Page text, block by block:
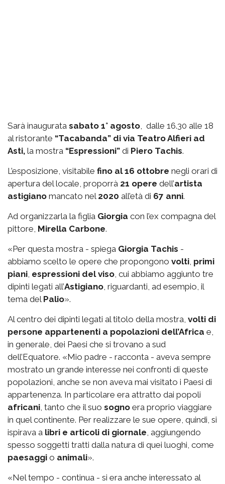
Sarà inaugurata sabato 1° agosto , dalle 16.30 alle 18
al ristorante “Tacabanda” di via Teatro Alfieri ad
Asti, la mostra “Espressioni” di Piero Tachis.
L’esposizione, visitabile fino al 16 ottobre negli orari di
apertura del locale, proporrà 21 opere dell’artista
astigiano mancato nel 2020 all’età di 67 anni.
Ad organizzarla la figlia Giorgia con l’ex compagna del
pittore, Mirella Carbone.
«Per questa mostra - spiega Giorgia Tachis -
abbiamo scelto le opere che propongono volti primi
piani espressioni del viso , cui abbiamo aggiunto tre
dipinti legati all’Astigiano , riguardanti, ad esempio, il
tema del Palio».
Al centro dei dipinti legati al titolo della mostra, volti di
persone appartenenti a popolazioni dell’Africa e,
in generale, dei Paesi che si trovano a sud
dell’Equatore. «Mio padre - racconta - aveva sempre
mostrato un grande interesse nei confronti di queste
popolazioni, anche se non aveva mai visitato i Paesi di
appartenenza. In particolare era attratto dai popoli
africani , tanto che il suo sogno era proprio viaggiare
in quel continente. Per realizzare le sue opere, quindi, si
ispirava a libri e articoli di giornale , aggiungendo
spesso soggetti tratti dalla natura di quei luoghi, come
paesaggi o animali».
«Nel tempo - continua - si era anche interessato al